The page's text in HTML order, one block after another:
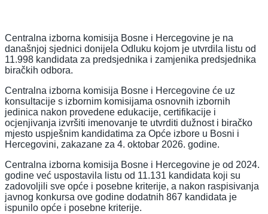
Centralna izborna komisija Bosne i Hercegovine je na
današnjoj sjednici donijela Odluku kojom je utvrdila listu od
11.998 kandidata za predsjednika i zamjenika predsjednika
biračkih odbora.
Centralna izborna komisija Bosne i Hercegovine će uz
konsultacije s izbornim komisijama osnovnih izbornih
jedinica nakon provedene edukacije, certifikacije i
ocjenjivanja izvršiti imenovanje te utvrditi dužnost i biračko
mjesto uspješnim kandidatima za Opće izbore u Bosni i
Hercegovini, zakazane za 4. oktobar 2026. godine.
Centralna izborna komisija Bosne i Hercegovine je od 2024.
godine već uspostavila listu od 11.131 kandidata koji su
zadovoljili sve opće i posebne kriterije, a nakon raspisivanja
javnog konkursa ove godine dodatnih 867 kandidata je
ispunilo opće i posebne kriterije.